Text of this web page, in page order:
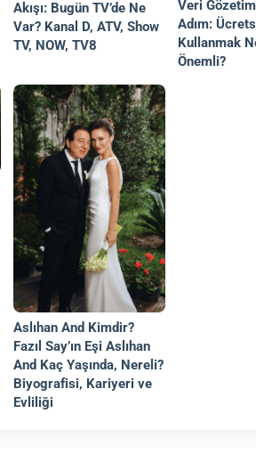
Akışı: Bugün TV’de Ne
Var? Kanal D, ATV, Show
TV, NOW, TV8
Veri
Adım:
Kullanmak
Önemli?
Aslıhan And Kimdir?
Fazıl Say’ın Eşi Aslıhan
And Kaç Yaşında, Nereli?
Biyografisi, Kariyeri ve
Evliliği